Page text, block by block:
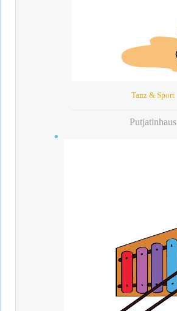
Tanz & Sport
Putjatinhaus